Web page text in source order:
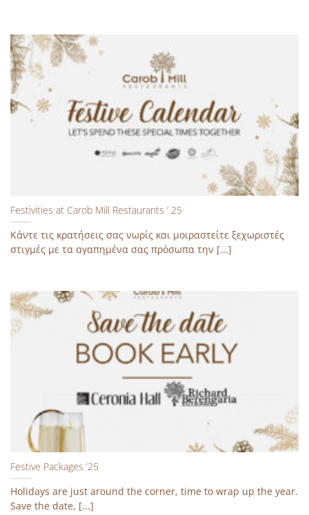
Festivities at Carob Mill Restaurants ‘ 25
Κάντε τις κρατήσεις σας νωρίς και μοιραστείτε ξεχωριστές
στιγμές με τα αγαπημένα σας πρόσωπα την [...]
Festive Packages ’25
Holidays are just around the corner, time to wrap up the year.
Save the date, [...]